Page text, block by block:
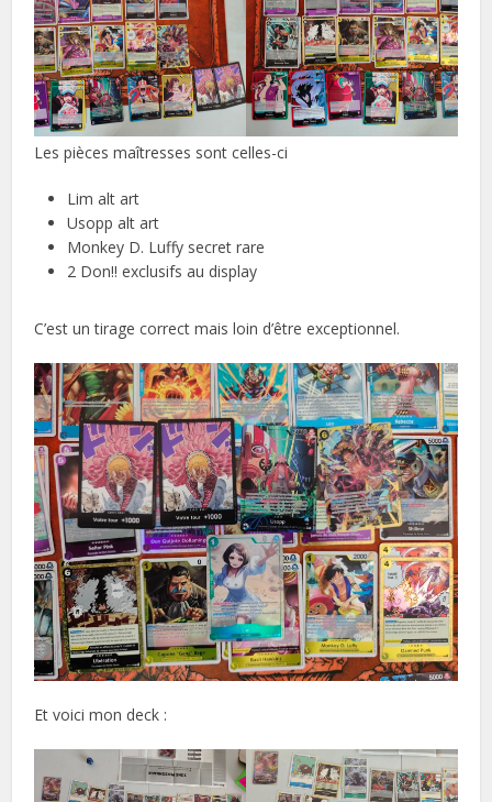
Les pièces maîtresses sont celles-ci
Lim alt art
Usopp alt art
Monkey D. Luffy secret rare
2 Don!! exclusifs au display
C’est un tirage correct mais loin d’être exceptionnel.
Et voici mon deck :